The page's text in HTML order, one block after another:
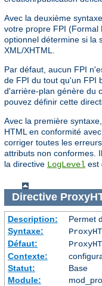
Avec la deuxième
votre propre FPI (Formal
optionnel détermine si la
XML/XHTML.
Par défaut, aucun FPI
de FPI du tout qu'un FPI
d'arrière-plan génère du
pouvez définir cette
Avec la première
HTML en conformité
corriger toutes les
attributs non conformes.
la directive LogLevel est
Directive
Description:
Permet
Syntaxe:
Défaut:
Contexte:
Statut:
Base
Module: